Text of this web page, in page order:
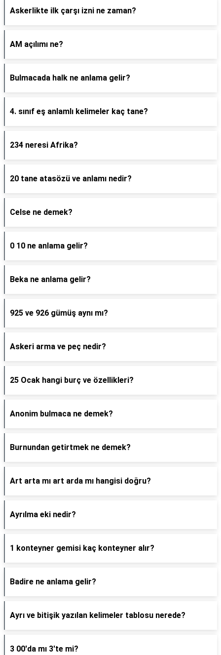
Askerlikte ilk çarşı izni ne zaman?
AM açılımı ne?
Bulmacada halk ne anlama gelir?
4. sınıf eş anlamlı kelimeler kaç tane?
234 neresi Afrika?
20 tane atasözü ve anlamı nedir?
Celse ne demek?
0 10 ne anlama gelir?
Beka ne anlama gelir?
925 ve 926 gümüş aynı mı?
Askeri arma ve peç nedir?
25 Ocak hangi burç ve özellikleri?
Anonim bulmaca ne demek?
Burnundan getirtmek ne demek?
Art arta mı art arda mı hangisi doğru?
Ayrılma eki nedir?
1 konteyner gemisi kaç konteyner alır?
Badire ne anlama gelir?
Ayrı ve bitişik yazılan kelimeler tablosu nerede?
3 00'da mı 3'te mi?